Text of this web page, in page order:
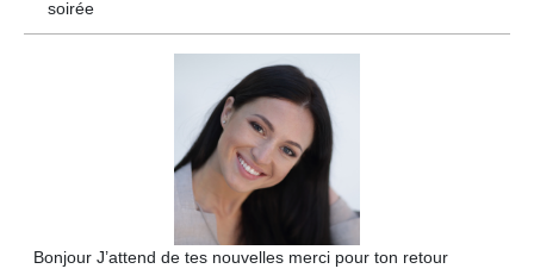
soirée
Bonjour J’attend de tes nouvelles merci pour ton retour